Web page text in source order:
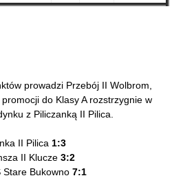
prowadzi Przebój II Wolbrom,
do Klasy A rozstrzygnie w
z Piliczanką II Pilica.
II Pilica 1:3
II Klucze 3:2
Stare Bukowno 7:1